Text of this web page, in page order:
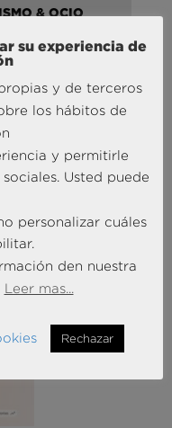
& OCIO
al taller de
su experiencia de
y de terceros
los hábitos de
y permitirle
Usted puede
personalizar cuáles
den nuestra
Leer mas...
Rechazar